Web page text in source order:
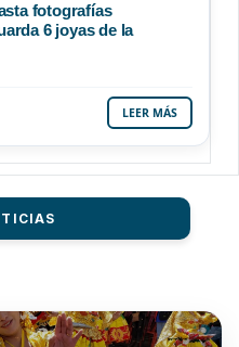
fotografías
6 joyas de la
LEER MÁS